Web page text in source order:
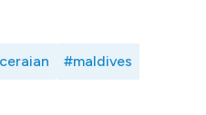
#maldives